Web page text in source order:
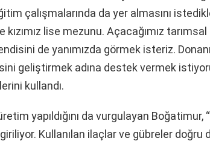
çalışmalarında da yer almasını
kızımız lise mezunu. Açacağımız
de yanımızda görmek isteriz.
geliştirmek adına destek vermek
kullandı.
yapıldığını da vurgulayan Boğatimur,
Kullanılan ilaçlar ve gübreler doğru